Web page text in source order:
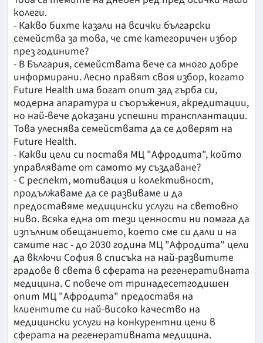
колеги.
- Какво бихте казали на всички български
семейства за това, че сте категоричен избор
през годините?
- В България, семействата вече са много добре
информирани. Лесно правят своя избор, когато
Future Health има богат опит зад гърба си,
модерна апаратура и съоръжения, акредитации,
но най-вече доказани успешни трансплантации.
Това улеснява семействата да се доверят на
Future Health.
- Какви цели си поставя МЦ "Афродита", който
управлявате от самото му създаванe?
- С респект, мотивация и колективност,
продължаваме да се развиваме и да
предоставяме медицински услуги на световно
ниво. Всяка една от тези ценности ни помага да
изпълним обещанието, което сме си дали и на
сaмите нас - до 2030 година МЦ "Афродита" цели
да включи София в списъка на най-развитите
градове в света в сферата на регенеративната
медицина. С повече от тринадесетгодишен
опит МЦ "Афродита" предоставя на
клиентите си най-високо качество на
медицински услуги на конкурентни цени в
сферата на регенеративната медицина.